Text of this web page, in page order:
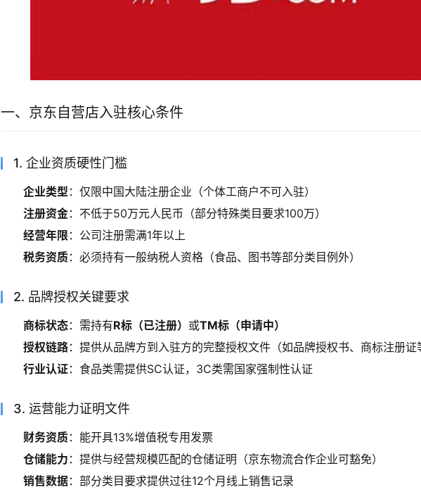
一、京东自营店入驻核心条件
1. 企业资质硬性门槛
企业类型：仅限中国大陆注册企业（个体工商户不可入驻）
注册资金：不低于50万元人民币（部分特殊类目要求100万）
经营年限 ：公司注册需满1年以上
税务资质：必须持有一般纳税人资格（食品、图书等部分类目例外）
2. 品牌授权关键要求
商标状态：需持有R标（已注册） 或TM标（申请中）
授权链路：提供从品牌方到入驻方的完整授权文件（如品牌授权书、商标注册证
行业认证：食品类需提供SC认证，3C类需国家强制性认证
3. 运营能力证明文件
财务资质：能开具13%增值税专用发票
仓储能力 ：提供与经营规模匹配的仓储证明（京东物流合作企业可豁免）
销售数据：部分类目要求提供过往12个月线上销售记录